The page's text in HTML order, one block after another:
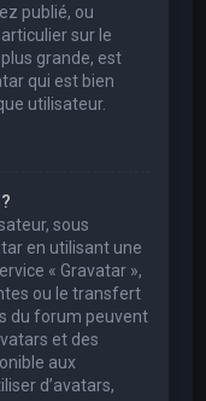
publié, ou
sur le
grande, est
qui est bien
utilisateur.
sous
en utilisant une
« Gravatar »,
ou le transfert
du forum peuvent
et des
aux
d’avatars,